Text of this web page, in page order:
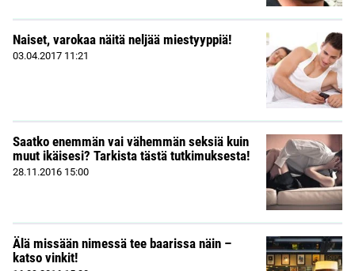
Naiset, varokaa näitä neljää miestyyppiä!
03.04.2017 11:21
Saatko enemmän vai vähemmän seksiä kuin
muut ikäisesi? Tarkista tästä tutkimuksesta!
28.11.2016 15:00
Älä missään nimessä tee baarissa näin –
katso vinkit!